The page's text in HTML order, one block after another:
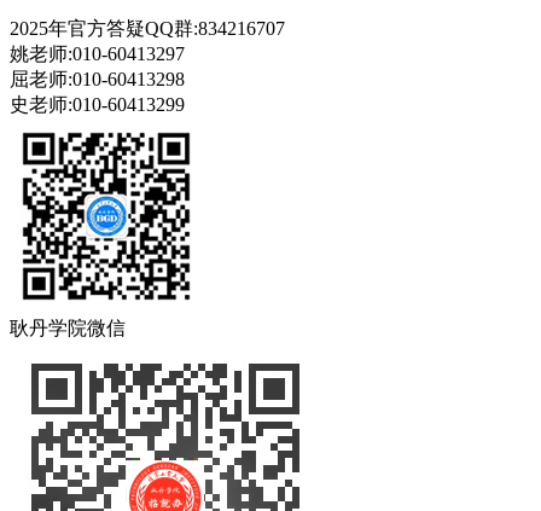
2025年官方答疑QQ群:834216707
姚老师:010-60413297
屈老师:010-60413298
史老师:010-60413299
耿丹学院微信